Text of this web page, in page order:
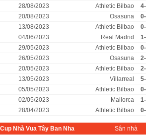
28/08/2023
Athletic Bilbao
20/08/2023
Osasuna
13/08/2023
Athletic Bilbao
04/06/2023
Real Madrid
29/05/2023
Athletic Bilbao
26/05/2023
Osasuna
20/05/2023
Athletic Bilbao
13/05/2023
Villarreal
05/05/2023
Athletic Bilbao
02/05/2023
Mallorca
28/04/2023
Athletic Bilbao
Cup Nhà Vua Tây Ban Nha Sân nhà